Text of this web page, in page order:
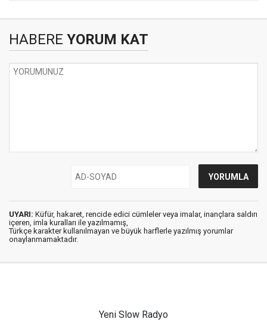
HABERE YORUM KAT
UYARI: Küfür, hakaret, rencide edici cümleler veya imalar, inançlara saldırı
içeren, imla kuralları ile yazılmamış,
Türkçe karakter kullanılmayan ve büyük harflerle yazılmış yorumlar
onaylanmamaktadır.
Yeni Slow Radyo